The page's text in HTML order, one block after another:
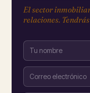
El sector
relaciones.